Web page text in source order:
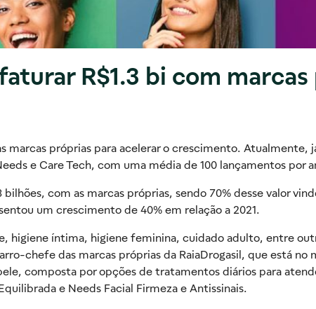
R$1.3 bi com
marcas próprias para acelerar o crescimento. Atualmente,
e Care Tech, com uma média de 100 lançamentos por
com as marcas próprias, sendo 70% desse valor
um crescimento de 40% em relação a 2021.
higiene íntima, higiene feminina, cuidado adulto, entre
chefe das marcas próprias da RaiaDrogasil, que está no
composta por opções de tratamentos diários para
e Needs Facial Firmeza e Antissinais.